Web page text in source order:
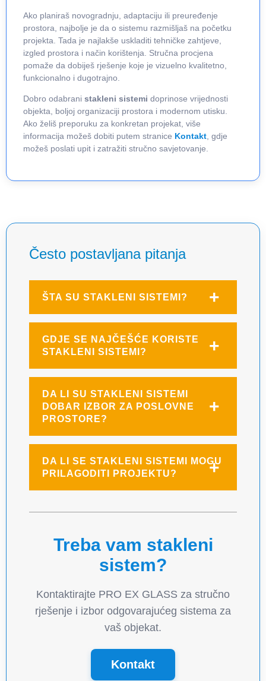
Ako planiraš novogradnju, adaptaciju ili preuređenje
prostora, najbolje je da o sistemu razmišljaš na početku
projekta. Tada je najlakše uskladiti tehničke zahtjeve,
izgled prostora i način korištenja. Stručna procjena
pomaže da dobiješ rješenje koje je vizuelno kvalitetno,
funkcionalno i dugotrajno.
Dobro odabrani stakleni sistemi doprinose vrijednosti
objekta, boljoj organizaciji prostora i modernom utisku.
Ako želiš preporuku za konkretan projekat, više
informacija možeš dobiti putem stranice Kontakt, gdje
možeš poslati upit i zatražiti stručno savjetovanje.
Često postavljana pitanja
ŠTA SU STAKLENI SISTEMI?
GDJE SE NAJČEŠĆE KORISTE
STAKLENI SISTEMI?
DA LI SU STAKLENI SISTEMI
DOBAR IZBOR ZA POSLOVNE
PROSTORE?
DA LI SE STAKLENI SISTEMI MOGU
PRILAGODITI PROJEKTU?
Treba vam stakleni
sistem?
Kontaktirajte PRO EX GLASS za stručno
rješenje i izbor odgovarajućeg sistema za
vaš objekat.
Kontakt